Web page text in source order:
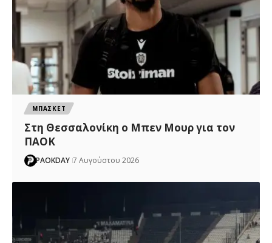
ΜΠΑΣΚΕΤ
Στη Θεσσαλονίκη ο Μπεν Μουρ για τον
ΠΑΟΚ
PAOKDAY 7 Αυγούστου 2026